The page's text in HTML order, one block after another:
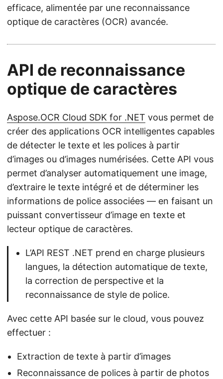
efficace, alimentée par une reconnaissance
optique de caractères (OCR) avancée.
API de reconnaissance
optique de caractères
Aspose.OCR Cloud SDK for .NET vous permet de
créer des applications OCR intelligentes capables
de détecter le texte et les polices à partir
d’images ou d’images numérisées. Cette API vous
permet d’analyser automatiquement une image,
d’extraire le texte intégré et de déterminer les
informations de police associées — en faisant un
puissant convertisseur d’image en texte et
lecteur optique de caractères.
L’API REST .NET prend en charge plusieurs
langues, la détection automatique de texte,
la correction de perspective et la
reconnaissance de style de police.
Avec cette API basée sur le cloud, vous pouvez
effectuer :
Extraction de texte à partir d’images
Reconnaissance de polices à partir de photos